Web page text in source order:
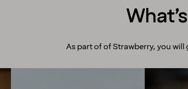
As part of of Strawberry, you